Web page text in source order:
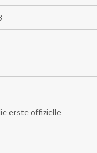
erste offizielle